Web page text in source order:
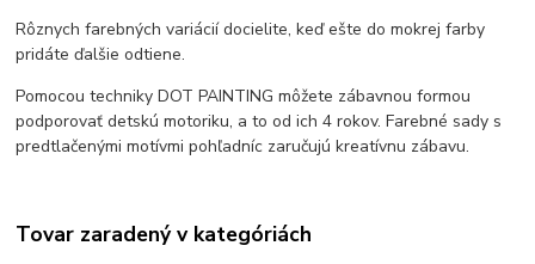
Rôznych farebných variácií docielite, keď ešte do mokrej farby
pridáte ďalšie odtiene.
Pomocou techniky DOT PAINTING môžete zábavnou formou
podporovať detskú motoriku, a to od ich 4 rokov. Farebné sady s
predtlačenými motívmi pohľadníc zaručujú kreatívnu zábavu.
Tovar zaradený v kategóriách